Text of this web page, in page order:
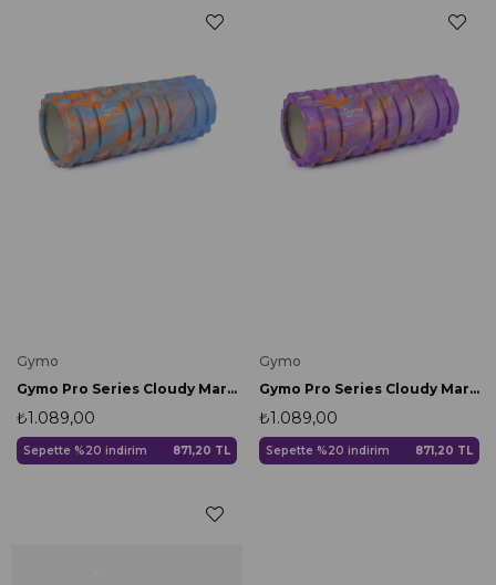
Gymo
Gymo Pro Series Cloudy Marble Foam Roller Pilates Masaj Rulosu Mavi
₺1.089,00
Sepette %20 indirim 871,20 TL
Gymo
Gymo Pro Series Cloudy Marble Foam Roller Pilates Masaj Rulosu Mor
₺1.089,00
Sepette %20 indirim 871,20 TL